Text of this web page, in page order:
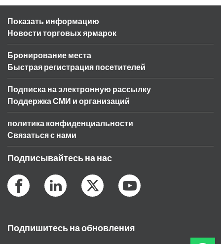
Показать информацию
Новости торговых ярмарок
Бронирование места
Быстрая регистрация посетителей
Подписка на электронную рассылку
Поддержка СМИ и организаций
политика конфиденциальности
Связаться с нами
Подписывайтесь на нас
Подпишитесь на обновления